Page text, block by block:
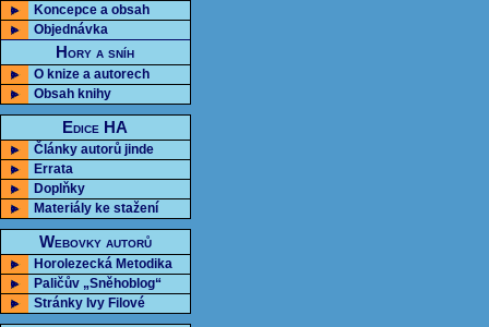
Koncepce a obsah
Objednávka
Hory a sníh
O knize a autorech
Obsah knihy
Edice HA
Články autorů jinde
Errata
Doplňky
Materiály ke stažení
Webovky autorů
Horolezecká Metodika
Paličův „Sněhoblog“
Stránky Ivy Filové